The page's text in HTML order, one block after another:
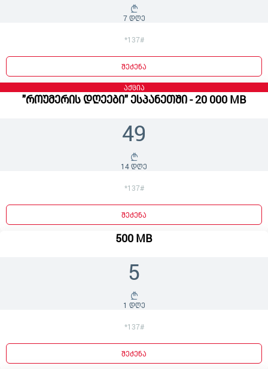
7 დღე
*137#
შეძენა
აქცია
"როუმერის დღეები" ესპანეთში - 20 000 MB
49
14 დღე
*137#
შეძენა
500 MB
5
1 დღე
*137#
შეძენა